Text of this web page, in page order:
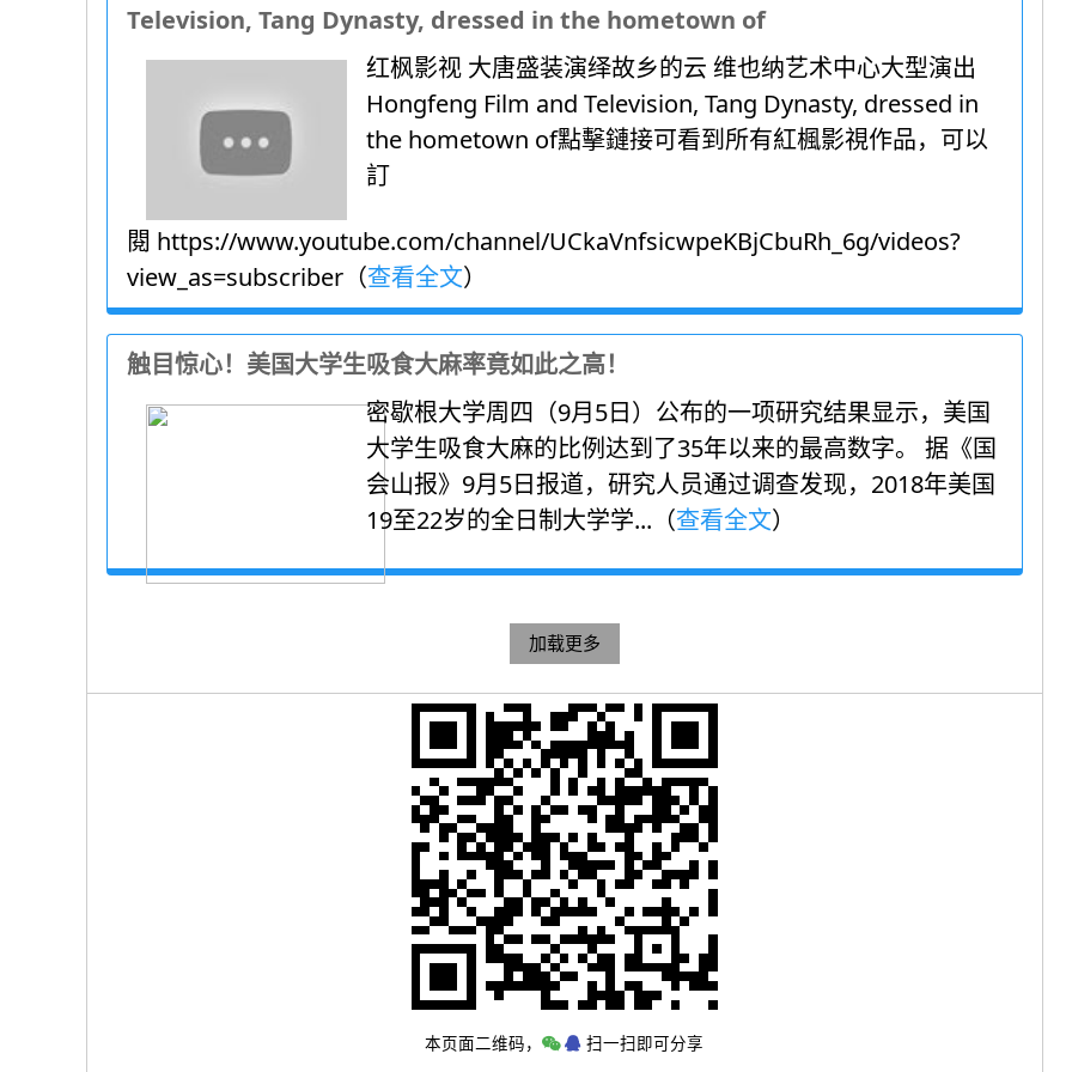
Television, Tang Dynasty, dressed in the hometown of
红枫影视 大唐盛装演绎故乡的云 维也纳艺术中心大型演出
Hongfeng Film and Television, Tang Dynasty, dressed in
the hometown of點擊鏈接可看到所有紅楓影視作品，可以
訂
閱 https://www.youtube.com/channel/UCkaVnfsicwpeKBjCbuRh_6g/videos?
view_as=subscriber（查看全文）
触目惊心！美国大学生吸食大麻率竟如此之高！
密歇根大学周四（9月5日）公布的一项研究结果显示，美国
大学生吸食大麻的比例达到了35年以来的最高数字。 据《国
会山报》9月5日报道，研究人员通过调查发现，2018年美国
19至22岁的全日制大学学...（查看全文）
加载更多
本页面二维码， 扫一扫即可分享